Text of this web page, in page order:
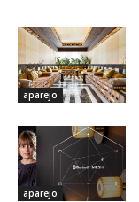
aparejo
aparejo